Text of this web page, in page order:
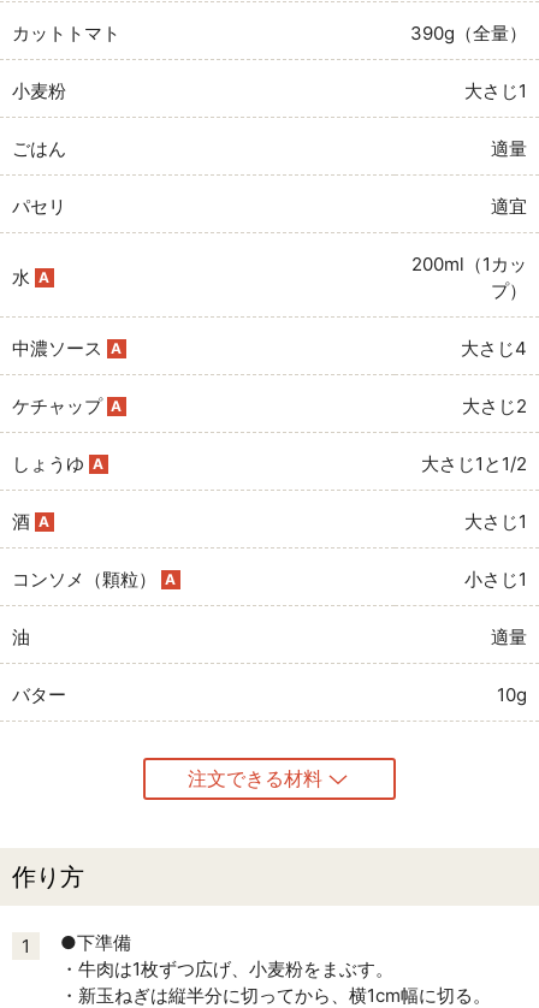
カットトマト 390g（全量）
小麦粉 大さじ1
ごはん 適量
パセリ 適宜
水 A
200ml（1カッ
プ）
中濃ソース A 大さじ4
ケチャップ A 大さじ2
しょうゆ A 大さじ1と1/2
酒 A 大さじ1
コンソメ（顆粒） A 小さじ1
油 適量
バター 10g
注文できる材料
作り方
1
●下準備
・牛肉は1枚ずつ広げ、小麦粉をまぶす。
・新玉ねぎは縦半分に切ってから、横1cm幅に切る。